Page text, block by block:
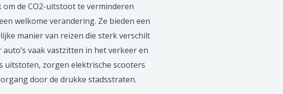
de CO2-uitstoot te verminderen
welkome verandering. Ze bieden een
manier van reizen die sterk verschilt
vaak vastzitten in het verkeer en
uitstoten, zorgen elektrische scooters
door de drukke stadsstraten.